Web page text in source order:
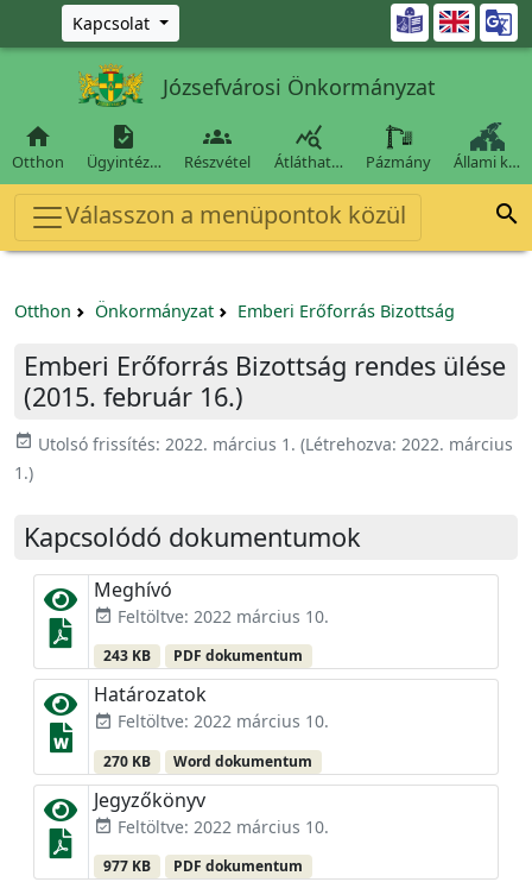
Ugrás a fő tartalomra
Kapcsolat 
Józsefvárosi Önkormányzat

Otthon

Ügyintéz…

Részvétel

Átláthat… Pázmány Állami k…
Válasszon a menüpontok közül 
Otthon Önkormányzat Emberi Erőforrás Bizottság
Emberi Erőforrás Bizottság rendes ülése
(2015. február 16.)
event_available Utolsó frissítés: 2022. március 1. (Létrehozva: 2022. március
1.)
Kapcsolódó dokumentumok
Meghívó
event_available Feltöltve: 2022 március 10.
243 KB PDF dokumentum
Határozatok
event_available Feltöltve: 2022 március 10.
270 KB Word dokumentum
Jegyzőkönyv
event_available Feltöltve: 2022 március 10.
977 KB PDF dokumentum